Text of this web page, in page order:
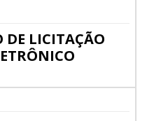
DE LICITAÇÃO